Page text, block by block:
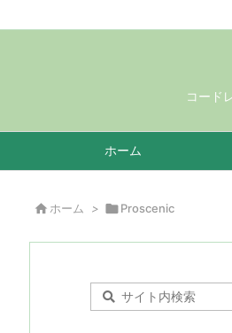
コード
ホーム
 ホーム > Proscenic